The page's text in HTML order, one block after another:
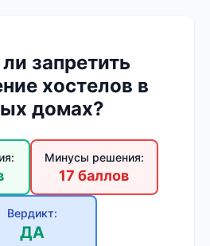
запретить
хостелов в
домах?
Минусы решения:
17 баллов
Вердикт:
ДА